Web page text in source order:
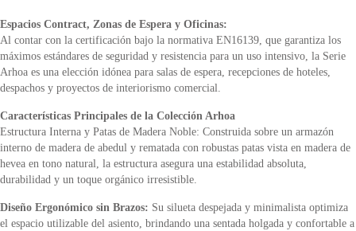
Espacios Contract, Zonas de Espera y Oficinas:
Al contar con la certificación bajo la normativa EN16139, que garantiza los
máximos estándares de seguridad y resistencia para un uso intensivo, la Serie
Arhoa es una elección idónea para salas de espera, recepciones de hoteles,
despachos y proyectos de interiorismo comercial.
Características Principales de la Colección Arhoa
Estructura Interna y Patas de Madera Noble: Construida sobre un armazón
interno de madera de abedul y rematada con robustas patas vista en madera de
hevea en tono natural, la estructura asegura una estabilidad absoluta,
durabilidad y un toque orgánico irresistible.
Diseño Ergonómico sin Brazos: Su silueta despejada y minimalista optimiza
el espacio utilizable del asiento, brindando una sentada holgada y confortable a